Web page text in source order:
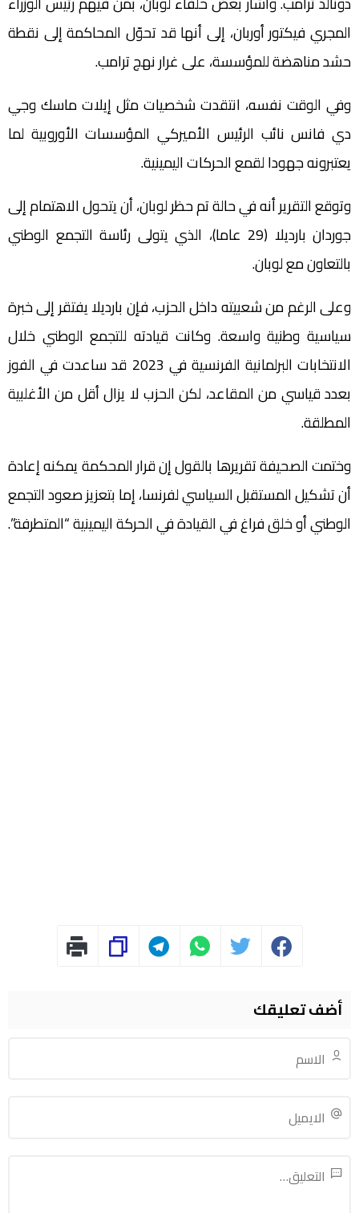
المجري فيكتور أوربان، إلى أنها قد تحوّل المحاكمة إلى نقطة
حشد مناهضة للمؤسسة، على غرار نهج ترامب.
وفي الوقت نفسه، انتقدت شخصيات مثل إيلات ماسك وجي
دي فانس نائب الرئيس الأميركي المؤسسات الأوروبية لما
يعتبرونه جهودا لقمع الحركات اليمينية.
وتوقع التقرير أنه في حالة تم حظر لوبان، أن يتحول الاهتمام إلى
جوردان بارديلا (29 عاما)، الذي يتولى رئاسة التجمع الوطني
بالتعاون مع لوبان.
وعلى الرغم من شعبيته داخل الحزب، فإن بارديلا يفتقر إلى خبرة
سياسية وطنية واسعة. وكانت قيادته للتجمع الوطني خلال
الانتخابات البرلمانية الفرنسية في 2023 قد ساعدت في الفوز
بعدد قياسي من المقاعد، لكن الحزب لا يزال أقل من الأغلبية
المطلقة.
وختمت الصحيفة تقريرها بالقول إن قرار المحكمة يمكنه إعادة
أن تشكيل المستقبل السياسي لفرنسا، إما بتعزيز صعود التجمع
الوطني أو خلق فراغ في القيادة في الحركة اليمينية “المتطرفة”.
أضف تعليقك